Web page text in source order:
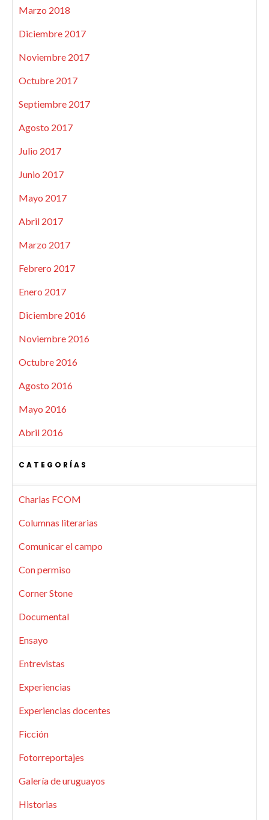
Marzo 2018
Diciembre 2017
Noviembre 2017
Octubre 2017
Septiembre 2017
Agosto 2017
Julio 2017
Junio 2017
Mayo 2017
Abril 2017
Marzo 2017
Febrero 2017
Enero 2017
Diciembre 2016
Noviembre 2016
Octubre 2016
Agosto 2016
Mayo 2016
Abril 2016
CATEGORÍAS
Charlas FCOM
Columnas literarias
Comunicar el campo
Con permiso
Corner Stone
Documental
Ensayo
Entrevistas
Experiencias
Experiencias docentes
Ficción
Fotorreportajes
Galería de uruguayos
Historias